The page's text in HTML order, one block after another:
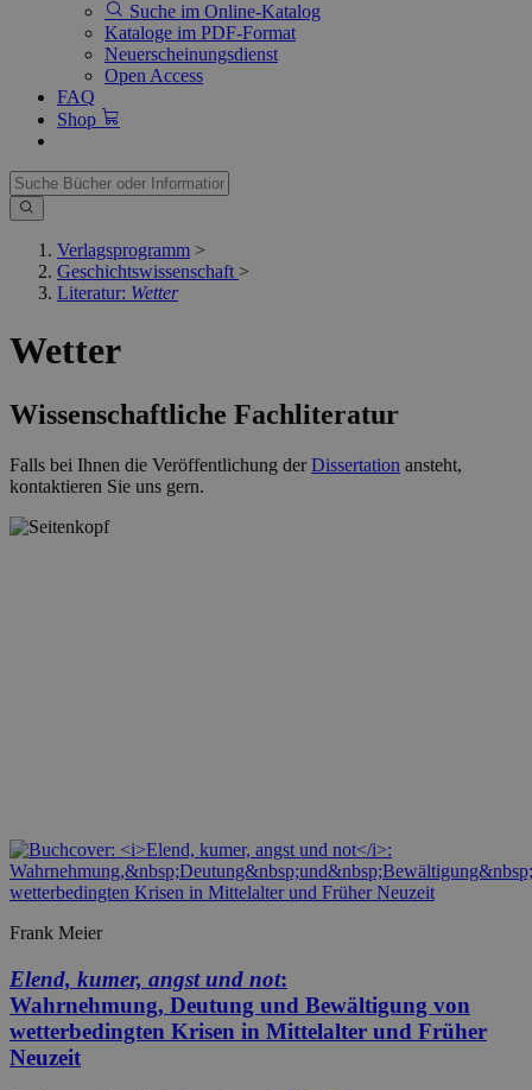
Suche im Online-Katalog
Kataloge im PDF-Format
Neuerscheinungsdienst
Open Access
FAQ
Shop
Verlagsprogramm >
Geschichtswissenschaft >
Literatur: Wetter
Wetter
Wissenschaftliche Fachliteratur
Falls bei Ihnen die Veröffentlichung derDissertation ansteht,
kontaktieren Sie uns gern.
Frank Meier
Elend, kumer, angst und not:
Wahrnehmung, Deutung und Bewältigung von
wetterbedingten Krisen in Mittelalter und Früher
Neuzeit